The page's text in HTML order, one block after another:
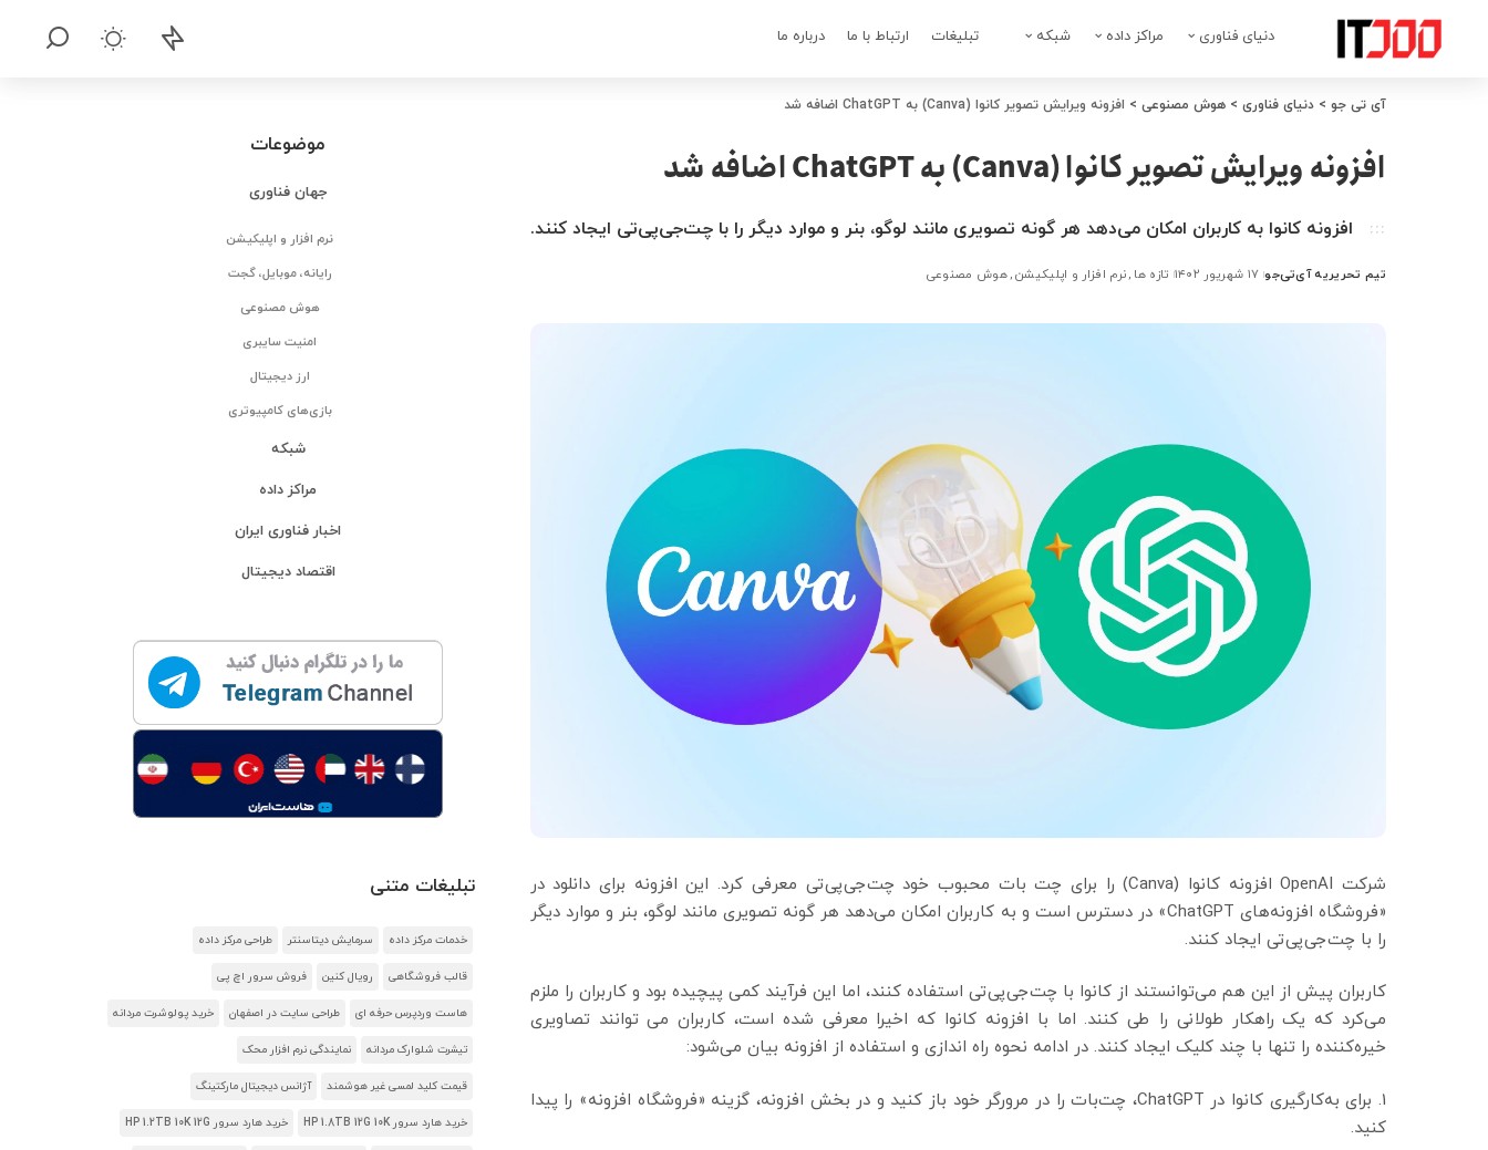
دنیای فناوری مراکز داده شبکه تبلیغات ارتباط با ما درباره ما
آی تی جو > دنیای فناوری > هوش مصنوعی > افزونه ویرایش تصویر کانوا (Canva) به ChatGPT اضافه شد
افزونه ویرایش تصویر کانوا (Canva) به ChatGPT اضافه شد
افزونه کانوا به کاربران امکان می‌دهد هر گونه تصویری مانند لوگو، بنر و موارد دیگر را با چت‌جی‌پی‌تی ایجاد کنند.
ارسال
تیم تحریریه آی‌تی‌جو ۱۷ شهریور ۱۴۰۲ تازه ها نرم افزار و اپلیکیشن هوش مصنوعی
شرکت OpenAI افزونه کانوا (Canva) را برای چت بات محبوب خود چت‌جی‌پی‌تی معرفی کرد. این افزونه برای دانلود در
«فروشگاه افزونه‌های ChatGPT» در دسترس است و به کاربران امکان می‌دهد هر گونه تصویری مانند لوگو، بنر و موارد دیگر
را با چت‌جی‌پی‌تی ایجاد کنند.
کاربران پیش از این هم می‌توانستند از کانوا با چت‌جی‌پی‌تی استفاده کنند، اما این فرآیند کمی پیچیده بود و کاربران را ملزم
می‌کرد که یک راهکار طولانی را طی کنند. اما با افزونه کانوا که اخیرا معرفی شده است، کاربران می توانند تصاویری
خیره‌کننده را تنها با چند کلیک ایجاد کنند. در ادامه نحوه راه اندازی و استفاده از افزونه بیان می‌شود:
برای به‌کارگیری کانوا در ChatGPT، چت‌بات را در مرورگر خود باز کنید و در بخش افزونه، گزینه «فروشگاه افزونه» را پیدا
کنید.
موضوعات
جهان فناوری
نرم افزار و اپلیکیشن
رایانه، موبایل، گجت
هوش مصنوعی
امنیت سایبری
ارز دیجیتال
بازی‌های کامپیوتری
شبکه
مراکز داده
اخبار فناوری ایران
اقتصاد دیجیتال
تبلیغات متنی
خدمات مرکز داده سرمایش دیتاسنتر طراحی مرکز داده
قالب فروشگاهی رویال کنین فروش سرور اچ پی
هاست وردپرس حرفه ای طراحی سایت در اصفهان خرید پولوشرت مردانه
تیشرت شلوارک مردانه نمایندگی نرم افزار محک
قیمت کلید لمسی غیر هوشمند آژانس دیجیتال مارکتینگ
خرید هارد سرور HP 1.8TB 12G 10K خرید هارد سرور HP 1.2TB 10K 12G